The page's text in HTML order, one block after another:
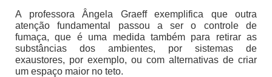
A professora Ângela Graeff exemplifica que outra
atenção fundamental passou a ser o controle de
fumaça, que é uma medida também para retirar as
substâncias dos ambientes, por sistemas de
exaustores, por exemplo, ou com alternativas de criar
um espaço maior no teto.